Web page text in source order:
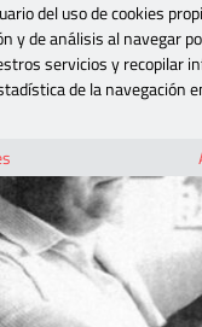
del uso de cookies
y de análisis al navegar
servicios y recopilar
de la navegación